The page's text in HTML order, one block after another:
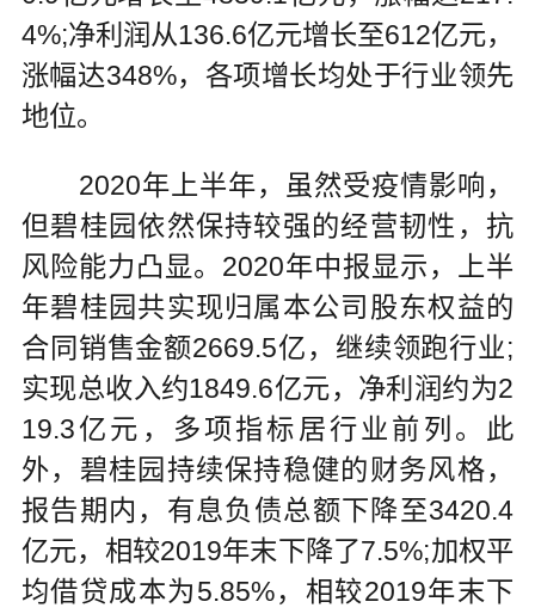
4%;净利润从136.6亿元增长至612亿元，
涨幅达348%，各项增长均处于行业领先
地位。
2020年上半年，虽然受疫情影响，
但碧桂园依然保持较强的经营韧性，抗
风险能力凸显。2020年中报显示，上半
年碧桂园共实现归属本公司股东权益的
合同销售金额2669.5亿，继续领跑行业;
实现总收入约1849.6亿元，净利润约为2
19.3亿元，多项指标居行业前列。此
外，碧桂园持续保持稳健的财务风格，
报告期内，有息负债总额下降至3420.4
亿元，相较2019年末下降了7.5%;加权平
均借贷成本为5.85%，相较2019年末下